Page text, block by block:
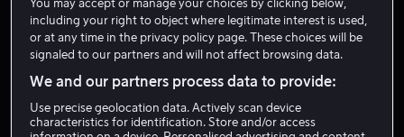
Survivor
5.7 Krim Thriller 2015 1 t 32 min
12 år
HD
You may accept or manage your choices by clicking below,
including your right to object where legitimate interest is used,
or at any time in the privacy policy page. These choices will be
signaled to our partners and will not affect browsing data.
We and our partners process data to provide:
Use precise geolocation data. Actively scan device
characteristics for identification. Store and/or access